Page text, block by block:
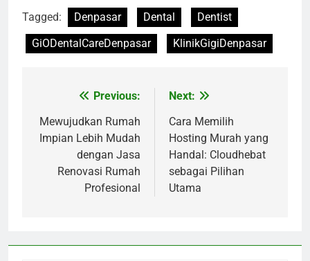
Tagged: Denpasar Dental
Dentist
GiODentalCareDenpasar
KlinikGigiDenpasar
Navigasi
pos
Previous:
Mewujudkan Rumah
Impian Lebih Mudah
dengan Jasa
Renovasi Rumah
Profesional
Next:
Cara Memilih
Hosting Murah yang
Handal: Cloudhebat
sebagai Pilihan
Utama